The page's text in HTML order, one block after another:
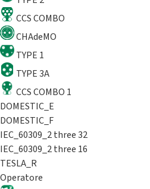
CCS COMBO
CHAdeMO
TYPE 1
TYPE 3A
CCS COMBO 1
DOMESTIC_E
DOMESTIC_F
IEC_60309_2 three 32
IEC_60309_2 three 16
TESLA_R
Operatore